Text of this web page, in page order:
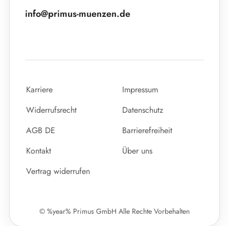
info@primus-muenzen.de
Karriere
Impressum
Widerrufsrecht
Datenschutz
AGB DE
Barrierefreiheit
Kontakt
Über uns
Vertrag widerrufen
© %year% Primus GmbH Alle Rechte Vorbehalten